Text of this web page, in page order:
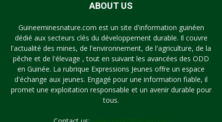
ABOUT US
Guineeminesnature.com est un site d'information guinéen
dédié aux secteurs clés du développement durable. Il couvre
l'actualité des mines, de l'environnement, de l'agriculture, de la
pêche et de l'élevage , tout en suivant les avancées des ODD
en Guinée. La rubrique Expressions Jeunes offre un espace
d'échange aux jeunes. Engagé pour une information fiable, il
promet une exploitation responsable et un avenir durable pour
tous.